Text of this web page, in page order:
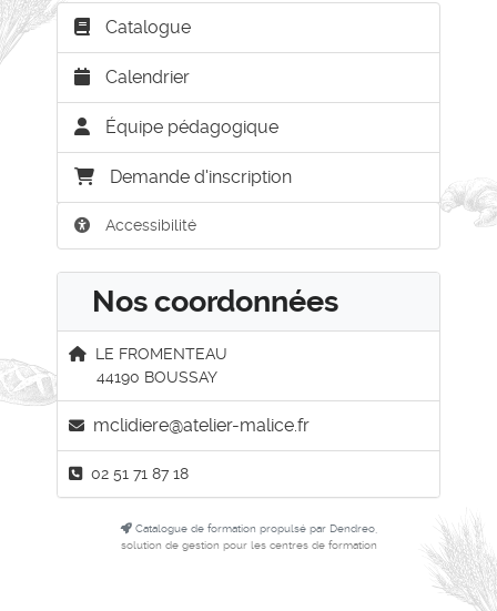
Catalogue
Calendrier
Équipe pédagogique
Demande d'inscription
Accessibilité
Nos coordonnées
LE FROMENTEAU
44190 BOUSSAY
mclidiere@atelier-malice.fr
02 51 71 87 18
Catalogue de formation propulsé par Dendreo,
solution de gestion pour les centres de formation